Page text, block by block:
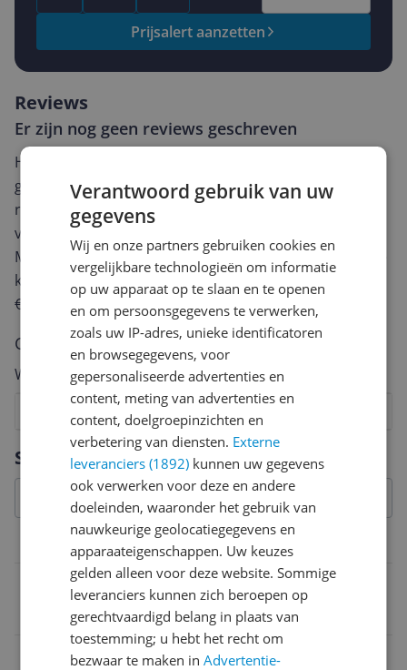
Prijsalert aanzetten
Specificaties
Belangrijkste kenmerken
Inclusief thermometer
Hoogte
Reviews
Er zijn nog geen reviews geschreven
Heb jij dit product in bezit en wil je graag je mening
geven? Start dan hieronder met het schrijven van je
review. Afhankelijk van de details duurt het schrijven
van een review gemiddeld tussen de 3 en 10 minuten.
Met jouw mening help je andere bezoekers een betere
keuze te maken én maak je iedere maand kans op
€250,-!
Klik hier voor de actievoorwaarden.
Cijfer
Welk cijfer geef jij dit product?
6
4
Vraag 1 van 4
Verantwoord gebruik van uw
gegevens
Wij en onze partners gebruiken cookies en
vergelijkbare technologieën om informatie
op uw apparaat op te slaan en te openen
en om persoonsgegevens te verwerken,
zoals uw IP-adres, unieke identificatoren
en browsegegevens, voor
gepersonaliseerde advertenties en
content, meting van advertenties en
content, doelgroepinzichten en
verbetering van diensten. Externe
leveranciers (1892) kunnen uw gegevens
ook verwerken voor deze en andere
doeleinden, waaronder het gebruik van
nauwkeurige geolocatiegegevens en
apparaateigenschappen. Uw keuzes
gelden alleen voor deze website. Sommige
leveranciers kunnen zich beroepen op
gerechtvaardigd belang in plaats van
toestemming; u hebt het recht om
bezwaar te maken inAdvertentie-